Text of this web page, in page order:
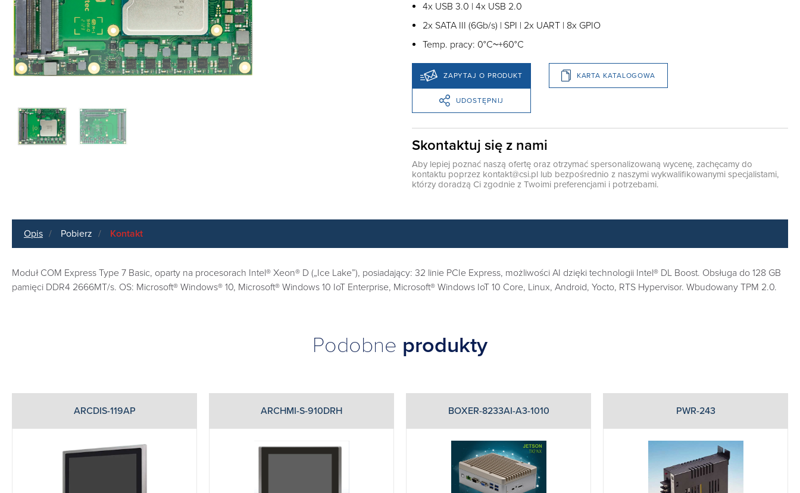
4x USB 3.0 | 4x USB 2.0
2x SATA III (6Gb/s) | SPI | 2x UART | 8x GPIO
Temp. pracy: 0°C~+60°C
ZAPYTAJ O PRODUKT KARTA KATALOGOWA
UDOSTĘPNIJ
Skontaktuj się z nami
Aby lepiej poznać naszą ofertę oraz otrzymać spersonalizowaną wycenę, zachęcamy do
kontaktu poprzez kontakt@csi.pl lub bezpośrednio z naszymi wykwalifikowanymi specjalistami,
którzy doradzą Ci zgodnie z Twoimi preferencjami i potrzebami.
Opis Pobierz Kontakt
Moduł COM Express Type 7 Basic, oparty na procesorach Intel® Xeon® D („Ice Lake”), posiadający: 32 linie PCIe Express, możliwości AI dzięki technologii Intel® DL Boost. Obsługa do 128 GB
pamięci DDR4 2666MT/s. OS: Microsoft® Windows® 10, Microsoft® Windows 10 IoT Enterprise, Microsoft® Windows IoT 10 Core, Linux, Android, Yocto, RTS Hypervisor. Wbudowany TPM 2.0.
Podobne produkty
ARCDIS-119AP ARCHMI-S-910DRH BOXER-8233AI-A3-1010 PWR-243